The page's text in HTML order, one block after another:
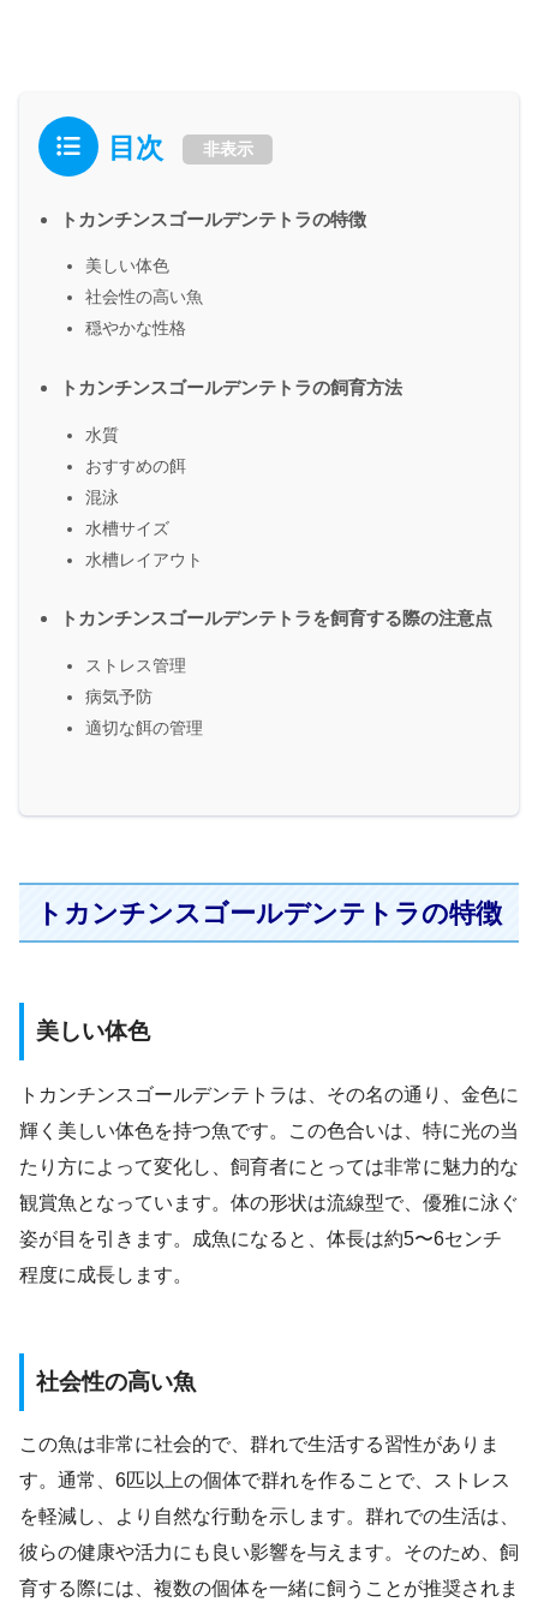
目次 非表示
トカンチンスゴールデンテトラの特徴
美しい体色
社会性の高い魚
穏やかな性格
トカンチンスゴールデンテトラの飼育方法
水質
おすすめの餌
混泳
水槽サイズ
水槽レイアウト
トカンチンスゴールデンテトラを飼育する際の注意点
ストレス管理
病気予防
適切な餌の管理
トカンチンスゴールデンテトラの特徴
美しい体色
トカンチンスゴールデンテトラは、その名の通り、金色に
輝く美しい体色を持つ魚です。この色合いは、特に光の当
たり方によって変化し、飼育者にとっては非常に魅力的な
観賞魚となっています。体の形状は流線型で、優雅に泳ぐ
姿が目を引きます。成魚になると、体長は約5〜6センチ
程度に成長します。
社会性の高い魚
この魚は非常に社会的で、群れで生活する習性がありま
す。通常、6匹以上の個体で群れを作ることで、ストレス
を軽減し、より自然な行動を示します。群れでの生活は、
彼らの健康や活力にも良い影響を与えます。そのため、飼
育する際には、複数の個体を一緒に飼うことが推奨されま